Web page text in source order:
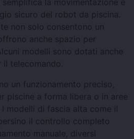
sicuro del robot da piscina.
non solo consentono un
anche spazio per
modelli sono dotati anche
telecomando.
un funzionamento preciso,
piscine a forma libera o in aree
modelli di fascia alta come il
il controllo completo
manuale, diversi